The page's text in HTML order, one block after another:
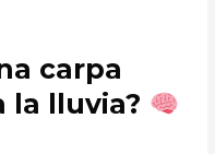
carpa
la lluvia?